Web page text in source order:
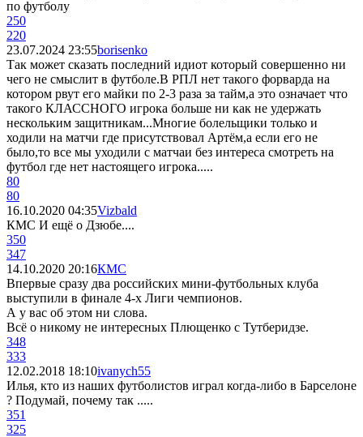
по футболу
250
220
23.07.2024 23:55borisenko
Так может сказать последний идиот который совершенно ни
чего не смыслит в футболе.В РПЛ нет такого форварда на
котором рвут его майки по 2-3 раза за тайм,а это означает что
такого КЛАССНОГО игрока больше ни как не удержать
нескольким защитникам...Многие болельщики только и
ходили на матчи где присутствовал Артём,а если его не
было,то все мы уходили с матчаи без интереса смотреть на
футбол где нет настоящего игрока.....
80
80
16.10.2020 04:35Vizbald
КМС И ещё о Дзюбе....
350
347
14.10.2020 20:16КМС
Впервые сразу два российских мини-футбольных клуба
выступили в финале 4-х Лиги чемпионов.
А у вас об этом ни слова.
Всё о никому не интересных Плющенко с Тутберидзе.
348
333
12.02.2018 18:10ivanych55
Илья, кто из наших футболистов играл когда-либо в Барселоне
? Подумай, почему так .....
351
325